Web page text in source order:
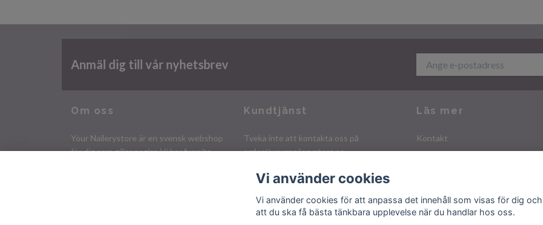
Anmäl dig till vår nyhetsbrev
Om oss
Your Nailerystore är en svensk webshop
för dig som gillar naglar. Vi har funnits
Kundtjänst
Tveka inte att kontakta oss på
order@yournailerystore.se
Läs mer
Kontakt
Vi använder cookies
Vi använder cookies för att anpassa det innehåll som visas för dig
att du ska få bästa tänkbara upplevelse när du handlar hos oss.